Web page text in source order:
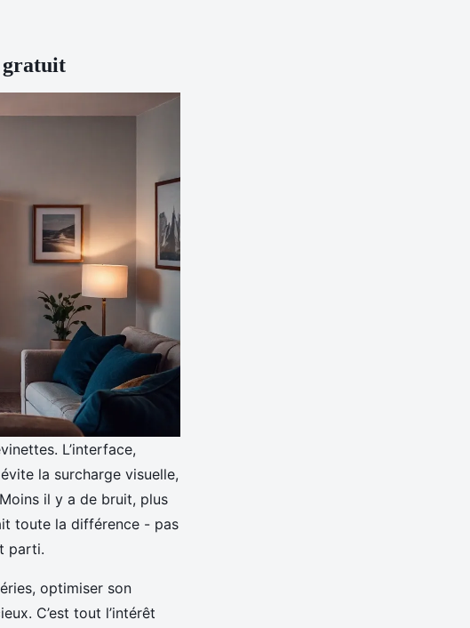
gratuit
L’interface,
la surcharge visuelle,
il y a de bruit, plus
toute la différence - pas
parti.
optimiser son
C’est tout l’intérêt